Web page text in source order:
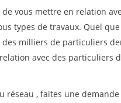
vous mettre en relation
types de travaux. Quel
des milliers de particuliers
avec des particuliers
réseau , faites une